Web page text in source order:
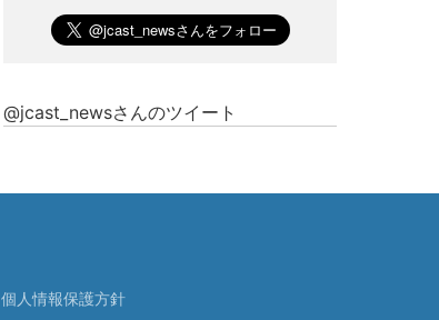
@jcast_newsさんのツイート
個人情報保護方針